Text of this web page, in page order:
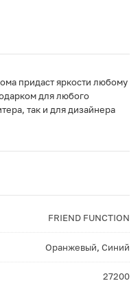
придаст яркости любому
для любого
так и для дизайнера
FRIEND FUNCTION
Оранжевый, Синий
27200